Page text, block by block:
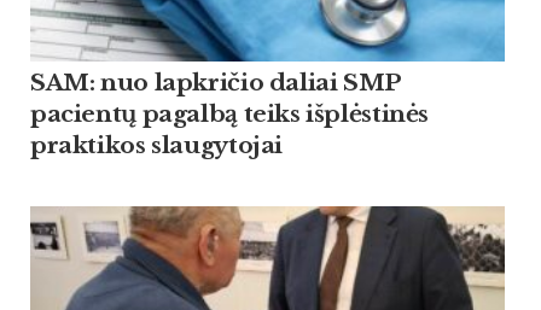
SAM: nuo lapkričio daliai SMP
pacientų pagalbą teiks išplėstinės
praktikos slaugytojai